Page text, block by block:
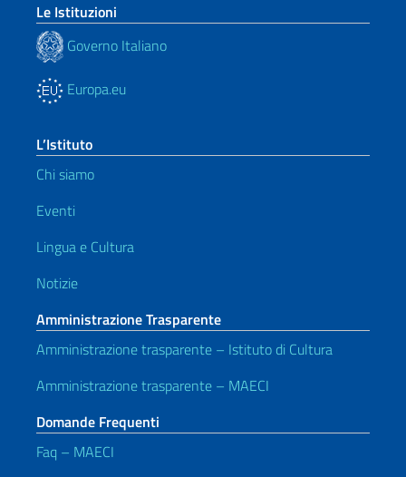
Le Istituzioni
Governo Italiano
Europa.eu
L’Istituto
Chi siamo
Eventi
Lingua e Cultura
Notizie
Amministrazione Trasparente
Amministrazione trasparente – Istituto di Cultura
Amministrazione trasparente – MAECI
Domande Frequenti
Faq – MAECI